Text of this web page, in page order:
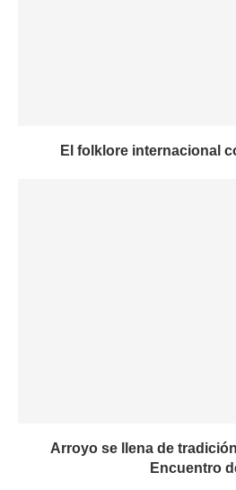
El folklore internacional
Arroyo se llena de tradición
Encuentro